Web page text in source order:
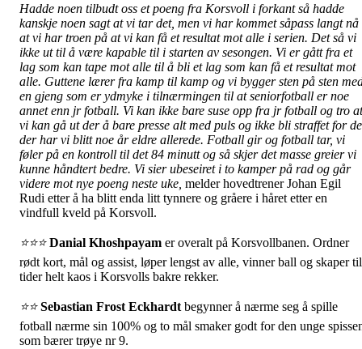
Hadde noen tilbudt oss et poeng fra Korsvoll i forkant så hadde
kanskje noen sagt at vi tar det, men vi har kommet såpass langt nå
at vi har troen på at vi kan få et resultat mot alle i serien. Det så vi
ikke ut til å være kapable til i starten av sesongen. Vi er gått fra et
lag som kan tape mot alle til å bli et lag som kan få et resultat mot
alle. Guttene lærer fra kamp til kamp og vi bygger sten på sten
en gjeng som er ydmyke i tilnærmingen til at seniorfotball er noe
annet enn jr fotball. Vi kan ikke bare suse opp fra jr fotball og tro at
vi kan gå ut der å bare presse alt med puls og ikke bli straffet for
der har vi blitt noe år eldre allerede. Fotball gir og fotball tar, vi
føler på en kontroll til det 84 minutt og så skjer det masse greier vi
kunne håndtert bedre. Vi sier ubeseiret i to kamper på rad og går
videre mot nye poeng neste uke, melder hovedtrener Johan Egil
Rudi etter å ha blitt enda litt tynnere og gråere i håret etter en
vindfull kveld på Korsvoll.
⭐⭐⭐Danial Khoshpayam er overalt på Korsvollbanen. Ordner
rødt kort, mål og assist, løper lengst av alle, vinner ball og skaper til
tider helt kaos i Korsvolls bakre rekker.
⭐⭐Sebastian Frost Eckhardt begynner å nærme seg å spille
fotball nærme sin 100% og to mål smaker godt for den unge
som bærer trøye nr 9.